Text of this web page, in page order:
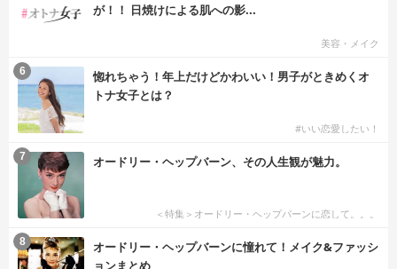
が！！ 日焼けによる肌への影...
美容・メイク
惚れちゃう！年上だけどかわいい！男子がときめくオ
トナ女子とは？
#いい恋愛したい！
6
オードリー・ヘップバーン、その人生観が魅力。
＜特集＞オードリー・ヘップバーンに恋して。。。
7
オードリー・ヘップバーンに憧れて！メイク&ファッシ
ョンまとめ
8